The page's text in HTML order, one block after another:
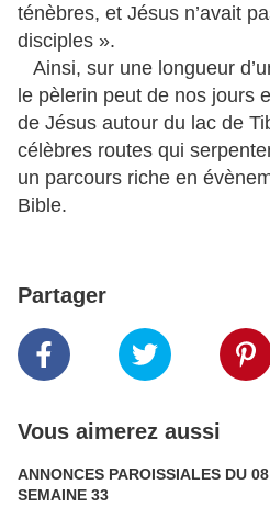
ténèbres, et Jésus n’avait
disciples ».
Ainsi, sur une longueur
le pèlerin peut de nos jours
de Jésus autour du lac de
célèbres routes qui
un parcours riche en
Bible.
Partager
Vous aimerez aussi
ANNONCES PAROISSIALES DU
SEMAINE 33